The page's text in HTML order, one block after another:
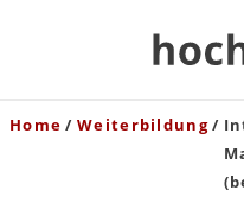
Home Weiterbildung